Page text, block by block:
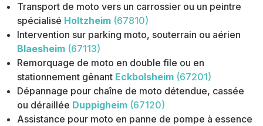
Transport de moto vers un carrossier ou un peintre
spécialisé Holtzheim (67810)
Intervention sur parking moto, souterrain ou aérien
Blaesheim (67113)
Remorquage de moto en double file ou en
stationnement gênant Eckbolsheim (67201)
Dépannage pour chaîne de moto détendue, cassée
ou déraillée Duppigheim (67120)
Assistance pour moto en panne de pompe à essence